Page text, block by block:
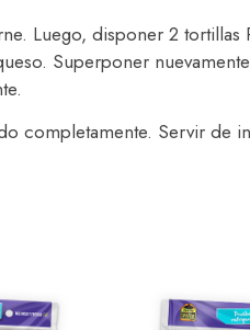
Luego, disponer 2 tortillas
Superponer
completamente. Servir de